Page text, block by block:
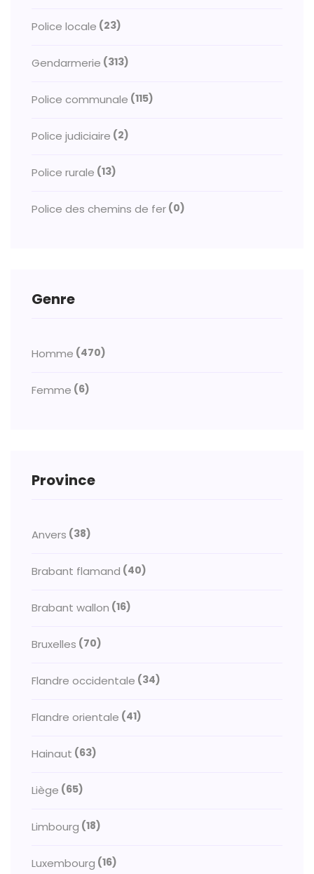
Police locale (23)
Gendarmerie (313)
Police communale (115)
Police judiciaire (2)
Police rurale (13)
Police des chemins de fer (0)
Genre
Homme (470)
Femme (6)
Province
Anvers (38)
Brabant flamand (40)
Brabant wallon (16)
Bruxelles (70)
Flandre occidentale (34)
Flandre orientale (41)
Hainaut (63)
Liège (65)
Limbourg (18)
Luxembourg (16)